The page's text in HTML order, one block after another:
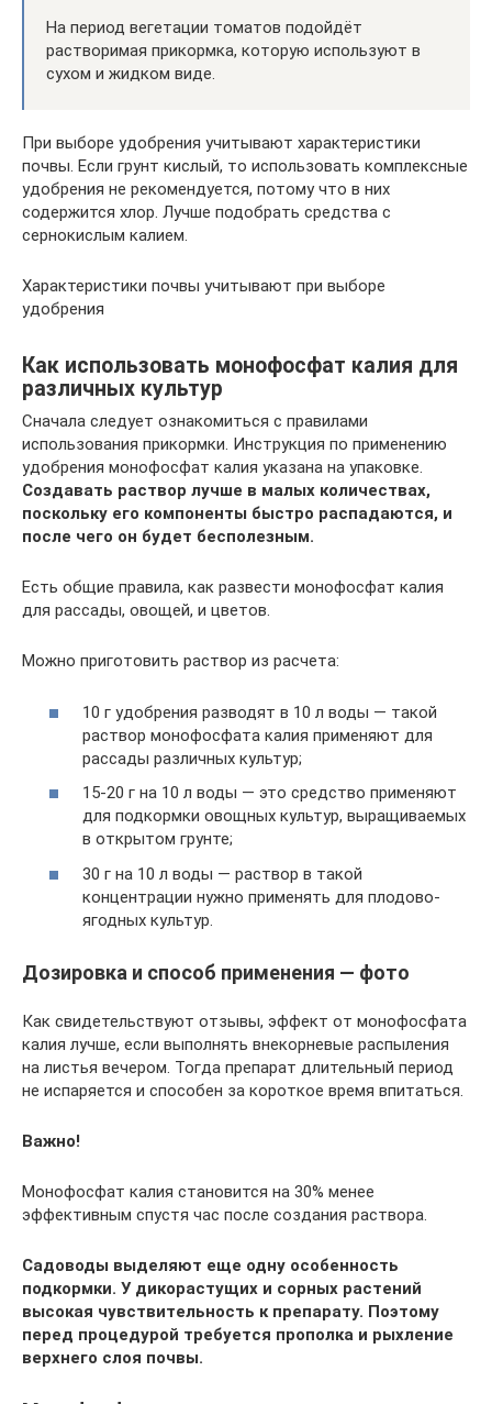
На период вегетации томатов подойдёт
растворимая прикормка, которую используют в
сухом и жидком виде.
При выборе удобрения учитывают характеристики
почвы. Если грунт кислый, то использовать комплексные
удобрения не рекомендуется, потому что в них
содержится хлор. Лучше подобрать средства с
сернокислым калием.
Характеристики почвы учитывают при выборе
удобрения
Как использовать монофосфат калия для
различных культур
Сначала следует ознакомиться с правилами
использования прикормки. Инструкция по применению
удобрения монофосфат калия указана на упаковке.
Создавать раствор лучше в малых количествах,
поскольку его компоненты быстро распадаются, и
после чего он будет бесполезным.
Есть общие правила, как развести монофосфат калия
для рассады, овощей, и цветов.
Можно приготовить раствор из расчета:
10 г удобрения разводят в 10 л воды — такой
раствор монофосфата калия применяют для
рассады различных культур;
15-20 г на 10 л воды — это средство применяют
для подкормки овощных культур, выращиваемых
в открытом грунте;
30 г на 10 л воды — раствор в такой
концентрации нужно применять для плодово-
ягодных культур.
Дозировка и способ применения — фото
Как свидетельствуют отзывы, эффект от монофосфата
калия лучше, если выполнять внекорневые распыления
на листья вечером. Тогда препарат длительный период
не испаряется и способен за короткое время впитаться.
Важно!
Монофосфат калия становится на 30% менее
эффективным спустя час после создания раствора.
Садоводы выделяют еще одну особенность
подкормки. У дикорастущих и сорных растений
высокая чувствительность к препарату. Поэтому
перед процедурой требуется прополка и рыхление
верхнего слоя почвы.